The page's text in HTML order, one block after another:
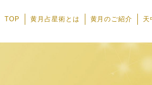
TOP 黄月占星術とは 黄月のご紹介 天